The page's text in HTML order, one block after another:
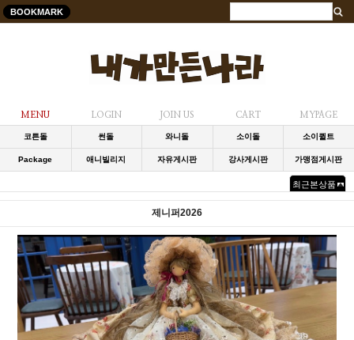
BOOKMARK
MENU LOGIN JOIN US CART MYPAGE
코튼돌 썬돌 와니돌 소이돌 소이퀼트
Package 애니빌리지 자유게시판 강사게시판 가맹점게시판
최근본상품
제니퍼2026